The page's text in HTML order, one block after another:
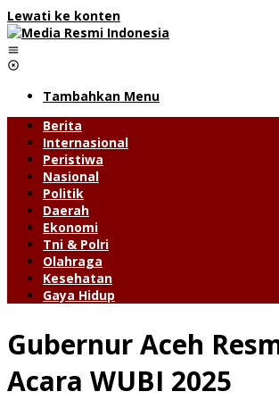
Lewati ke konten
Tambahkan Menu
Berita
Internasional
Peristiwa
Nasional
Politik
Daerah
Ekonomi
Tni & Polri
Olahraga
Kesehatan
Gaya Hidup
Gubernur Aceh
Acara WUBI 2025